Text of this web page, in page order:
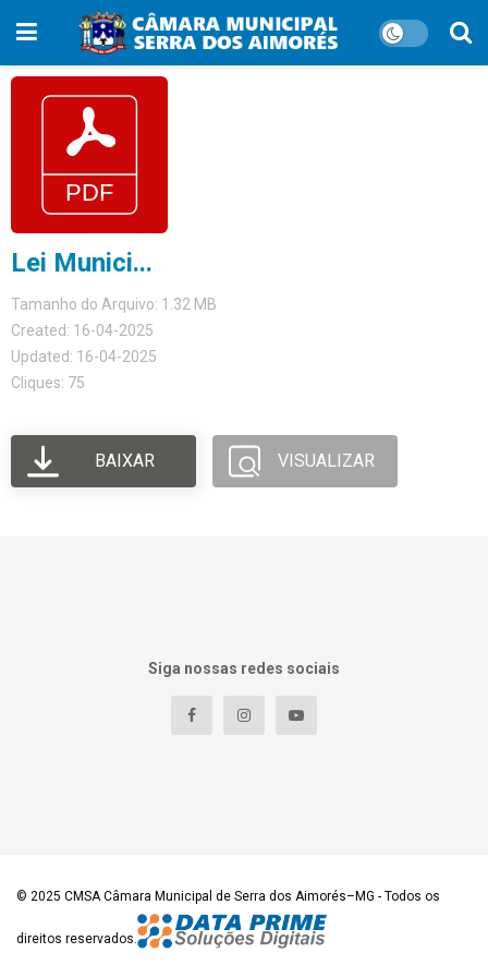
Lei Munici...
Tamanho do Arquivo: 1.32 MB
Created: 16-04-2025
Updated: 16-04-2025
Cliques: 75
BAIXAR VISUALIZAR
Siga nossas redes sociais
© 2025 CMSA Câmara Municipal de Serra dos Aimorés–MG - Todos os
direitos reservados.